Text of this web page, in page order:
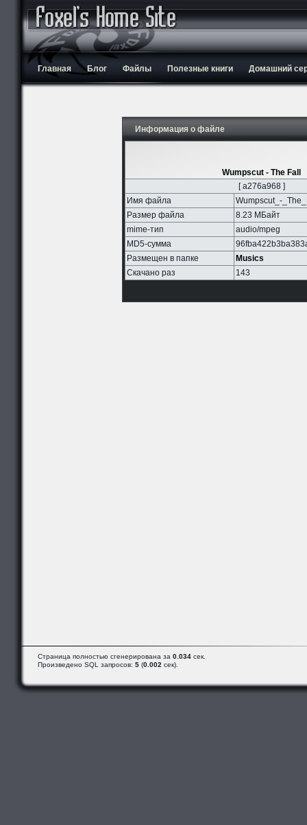
Главная Блог Файлы Полезные книги Домашний
Информация о файле
Wumpscut - The Fall
[ a276a968 ]
Имя файла
Wumpscut_-
Размер файла
8.23 МБайт
mime-тип
audio/mpeg
MD5-сумма
Размещен в папке
Musics
Скачано раз
143
Страница полностью сгенерирована за 0.034 сек.
Произведено SQL запросов: 5 (0.002 сек).